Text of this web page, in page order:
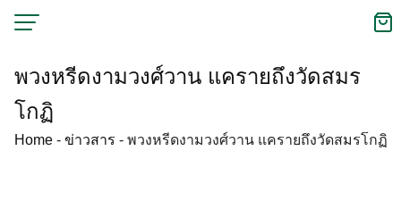
พวงหรีดงามวงศ์วาน แครายถึงวัดสมร
โกฏิ
Home - ข่าวสาร - พวงหรีดงามวงศ์วาน แครายถึงวัดสมรโกฏิ